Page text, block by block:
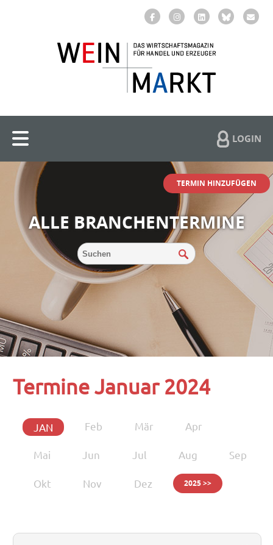
LOGIN
TERMIN HINZUFÜGEN
ALLE BRANCHENTERMINE
Termine Januar 2024
JAN Feb Mär Apr
Mai Jun Jul Aug Sep
Okt Nov Dez 2025 >>